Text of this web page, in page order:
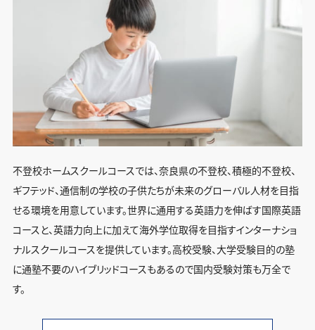
不登校ホームスクールコースでは、奈良県の不登校、積極的不登校、
ギフテッド、通信制の学校の子供たちが未来のグローバル人材を目指
せる環境を用意しています。世界に通用する英語力を伸ばす国際英語
コースと、英語力向上に加えて海外学位取得を目指すインターナショ
ナルスクールコースを提供しています。高校受験、大学受験目的の塾
に通塾不要のハイブリッドコースもあるので国内受験対策も万全で
す。